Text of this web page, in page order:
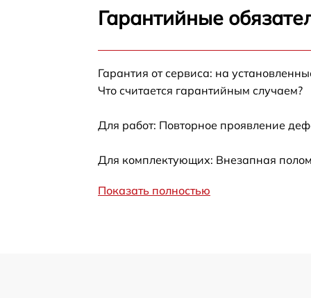
Замена станции airport
Замена батареи
Замена аудио выхода
Гарантийные
Гарантия от сервиса: на
Что считается гарантийным случаем?
Для работ: Повторное проявление
Для комплектующих: Внезапная
Показать полностью